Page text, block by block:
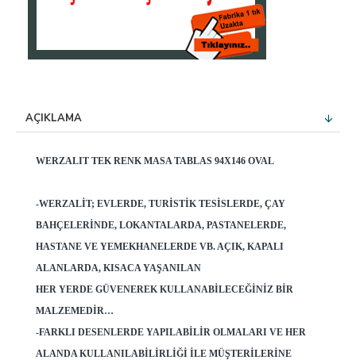
AÇIKLAMA
WERZALIT TEK RENK MASA TABLAS 94X146 OVAL
-WERZALIT; EVLERDE, TURISTIK TESISLERDE, ÇAY
BAHÇELERINDE, LOKANTALARDA, PASTANELERDE,
HASTANE VE YEMEKHANELERDE VB. AÇIK, KAPALI
ALANLARDA, KISACA YAŞANILAN
HER YERDE GÜVENEREK KULLANABILECEĞINIZ BIR
MALZEMEDIR…
-FARKLI DESENLERDE YAPILABILIR OLMALARI VE HER
ALANDA KULLANILABILIRLIĞI ILE MÜŞTERILERINE